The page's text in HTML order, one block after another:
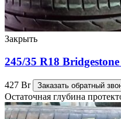
Закрыть
245/35 R18
427 Br Заказать обратный
Остаточная глубина